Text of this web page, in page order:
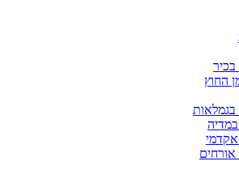
החוץ